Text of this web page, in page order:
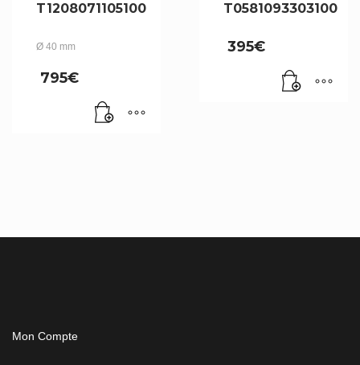
T1208071105100
Ø 40 mm
795€
T0581093303100
395€
Mon Compte